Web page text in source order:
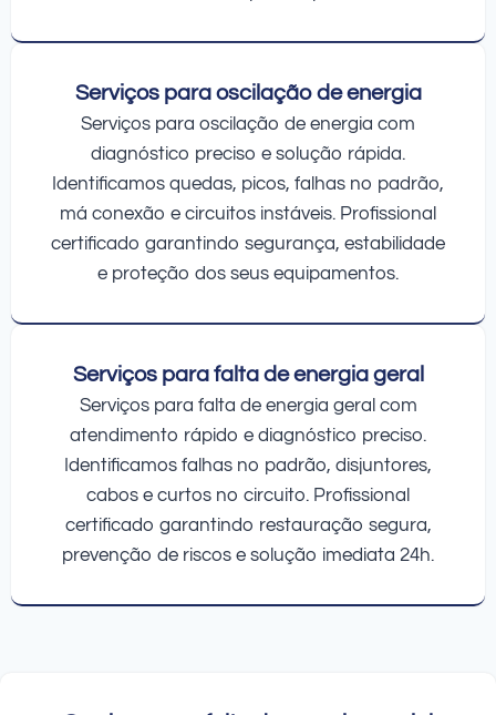
Serviços para oscilação de energia
Serviços para oscilação de energia com
diagnóstico preciso e solução rápida.
Identificamos quedas, picos, falhas no padrão,
má conexão e circuitos instáveis. Profissional
certificado garantindo segurança, estabilidade
e proteção dos seus equipamentos.
Serviços para falta de energia geral
Serviços para falta de energia geral com
atendimento rápido e diagnóstico preciso.
Identificamos falhas no padrão, disjuntores,
cabos e curtos no circuito. Profissional
certificado garantindo restauração segura,
prevenção de riscos e solução imediata 24h.